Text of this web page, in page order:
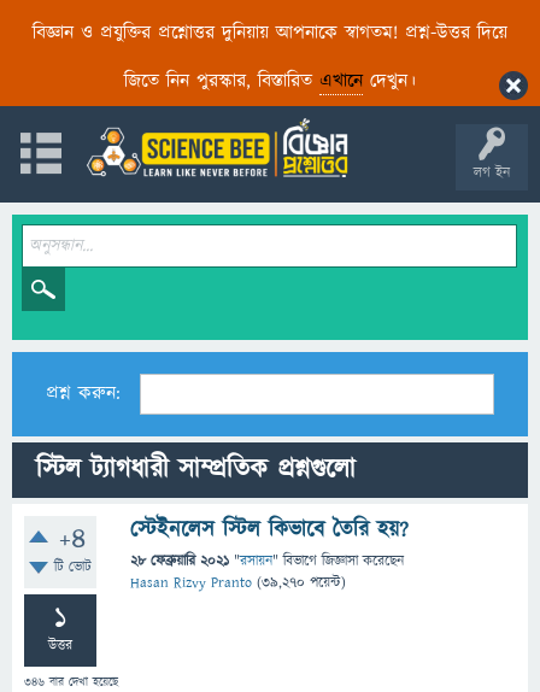
বিজ্ঞান ও প্রযুক্তির প্রশ্নোত্তর দুনিয়ায় আপনাকে স্বাগতম! প্রশ্ন-উত্তর দিয়ে
জিতে নিন পুরস্কার, বিস্তারিত এখানেদেখুন।
লগ ইন
প্রশ্ন করুন:
স্টিল ট্যাগধারী সাম্প্রতিক প্রশ্নগুলো
+4
টি ভোট
1
উত্তর
346 বার দেখা হয়েছে
স্টেইনলেস স্টিল কিভাবে তৈরি হয়?
28 ফেব্রুয়ারি 2021 "রসায়ন" বিভাগে জিজ্ঞাসাকরেছেন
Hasan Rizvy Pranto (39,270 পয়েন্ট)